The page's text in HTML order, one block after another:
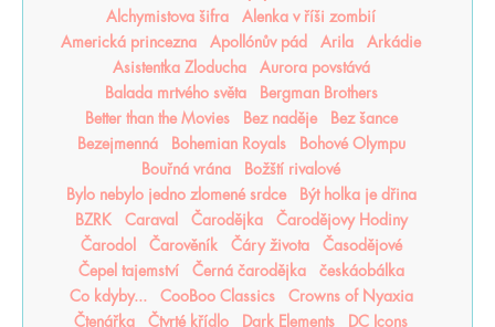
Alchymistova šifra
Alenka v říši zombií
Americká princezna
Apollónův pád Arila
Arkádie
Asistentka Zloducha
Aurora povstává
Balada mrtvého světa
Bergman Brothers
Better than the Movies
Bez naděje
Bez šance
Bezejmenná
Bohemian Royals
Bohové Olympu
Bouřná vrána
Božští rivalové
Bylo nebylo jedno zlomené srdce
Být holka je dřina
BZRK
Caraval Čarodějka
Čarodějovy Hodiny
Čarodol
Čarověník Čáry života
Časodějové
Čepel tajemství
Černá čarodějka
českáobálka
Co kdyby...
CooBoo Classics
Crowns of Nyaxia
Čtenářka
Čtvrté křídlo Dark Elements
DC Icons